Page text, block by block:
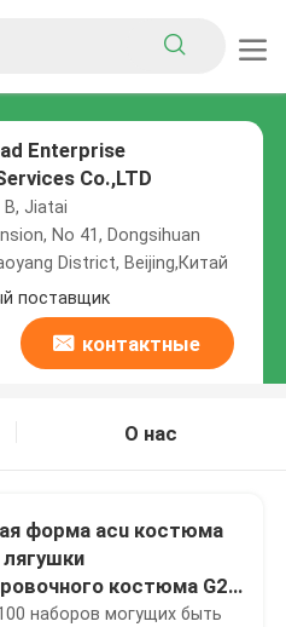
Enterprise
Co.,LTD
B, Jiatai
No 41, Dongsihuan
District, Beijing,Китай
поставщик
контактные
О нас
форма acu костюма
костюма G2
армии военная
наборов могущих быть